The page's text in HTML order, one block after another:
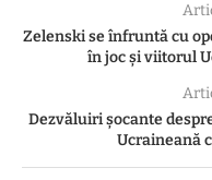
Zelenski se înfruntă cu
în joc și viitorul
Dezvăluiri șocante
Ucraineană